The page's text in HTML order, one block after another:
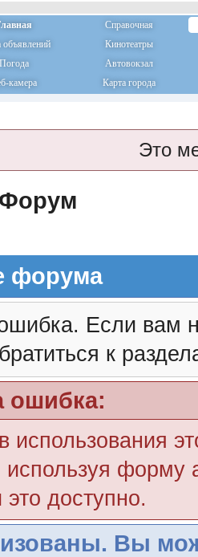
Справочная
объявлений
Кинотеатры
Погода
Автовокзал
камера
Карта города
Это
форума
Если вам
к
ошибка:
использования
используя форму
доступно.
Вы